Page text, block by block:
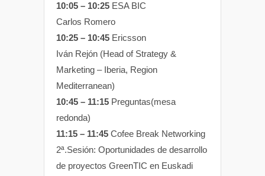
10:05 – 10:25 ESA BIC
Carlos Romero
10:25 – 10:45 Ericsson
Iván Rejón (Head of Strategy &
Marketing – Iberia, Region
Mediterranean)
10:45 – 11:15 Preguntas(mesa
redonda)
11:15 – 11:45 Cofee Break Networking
2ª.Sesión: Oportunidades de desarrollo
de proyectos GreenTIC en Euskadi